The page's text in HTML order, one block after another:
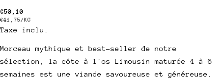
Prix
habituel
€50,10
PRIX
UNITAIRE
€41,75/PAR
KG
Taxe inclu.
Morceau mythique et best-seller de notre
sélection, la côte à l'os Limousin maturée 4 à 6
semaines est une viande savoureuse et généreuse.
Votre
Votre